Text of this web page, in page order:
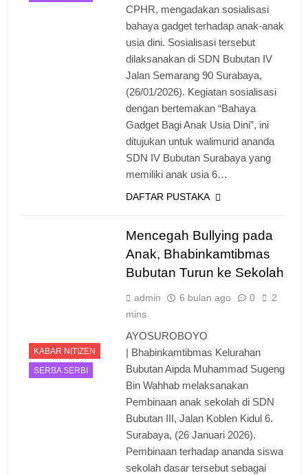
CPHR, mengadakan sosialisasi
bahaya gadget terhadap anak-anak
usia dini. Sosialisasi tersebut
dilaksanakan di SDN Bubutan IV
Jalan Semarang 90 Surabaya,
(26/01/2026). Kegiatan sosialisasi
dengan bertemakan “Bahaya
Gadget Bagi Anak Usia Dini”, ini
ditujukan untuk walimurid ananda
SDN IV Bubutan Surabaya yang
memiliki anak usia 6…
DAFTAR PUSTAKA
KABAR NITIZEN
SERBA SERBI
Mencegah Bullying pada
Anak, Bhabinkamtibmas
Bubutan Turun ke Sekolah
admin 6 bulan ago 0
2
mins
AYOSUROBOYO
| Bhabinkamtibmas Kelurahan
Bubutan Aipda Muhammad Sugeng
Bin Wahhab melaksanakan
Pembinaan anak sekolah di SDN
Bubutan III, Jalan Koblen Kidul 6.
Surabaya, (26 Januari 2026).
Pembinaan terhadap ananda siswa
sekolah dasar tersebut sebagai